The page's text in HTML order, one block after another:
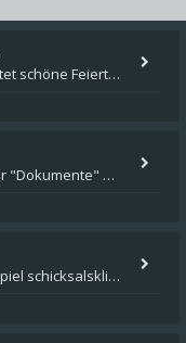
Hallo zusammen, ich hoffe Ihr hattet schöne Feiertage und kommt auch gut ins neue Jahr. Ich schreibe hier kurz zur Infor
Wenn das Speil installiert ist, müsste unter "Dokumente" auf Deinem Rechner ein Verzeichnis "blade of destiny" sein. Dar
wollte fragen wie kann ich mods für das spiel schicksalsklinge in das spieleverzeichnis kopieren und in welches